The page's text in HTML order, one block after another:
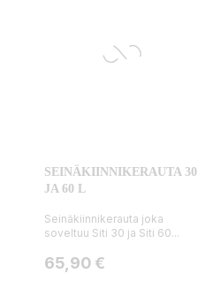
SEINÄKIINNIKERAUTA 30
JA 60 L
Seinäkiinnikerauta joka
soveltuu Siti 30 ja Siti 60...
Hinta
65,90 €